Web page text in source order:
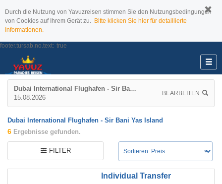
Durch die Nutzung von Yavuzreisen stimmen Sie den Nutzungsbedingungen
von Cookies auf Ihrem Gerät zu. Bitte klicken Sie hier für detaillierte
Informationen.
footer.tursab.no.text: true
Dubai International Flughafen - Sir Bani Yas Island
15.08.2026
BEARBEITEN
Dubai International Flughafen - Sir Bani Yas Island
6 Ergebnisse gefunden.
FILTER
Individual Transfer